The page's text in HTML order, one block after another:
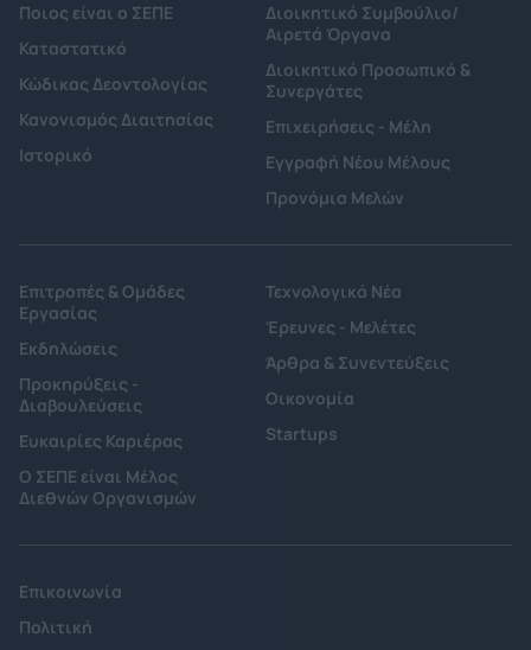
Ποιος είναι ο ΣΕΠΕ
Καταστατικό
Κώδικας Δεοντολογίας
Κανονισμός Διαιτησίας
Ιστορικό
Διοικητικό Συμβούλιο/
Αιρετά Όργανα
Διοικητικό Προσωπικό &
Συνεργάτες
Επιχειρήσεις - Μέλη
Εγγραφή Νέου Μέλους
Προνόμια Μελών
Επιτροπές & Ομάδες
Εργασίας
Εκδηλώσεις
Προκηρύξεις -
Διαβουλεύσεις
Ευκαιρίες Καριέρας
Ο ΣΕΠΕ είναι Μέλος
Διεθνών Οργανισμών
Τεχνολογικά Νέα
Έρευνες - Μελέτες
Άρθρα & Συνεντεύξεις
Οικονομία
Startups
Επικοινωνία
Πολιτική